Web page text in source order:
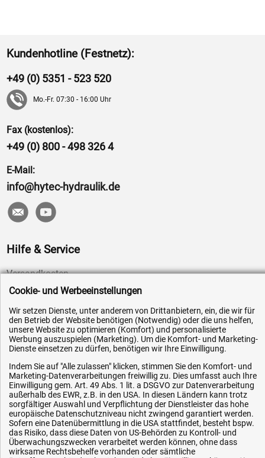
Kundenhotline (Festnetz):
+49 (0) 5351 - 523 520
Mo.-Fr. 07:30 - 16:00 Uhr
Fax (kostenlos):
+49 (0) 800 - 498 326 4
E-Mail:
info@hytec-hydraulik.de
Hilfe & Service
Versandkosten
Zahlungsarten
Service
AGB / Widerrufsrecht
Datenschutz
Karriere
OEM-Ersatzteile
Technik-Hilfe
Downloads
Kontakt
Cookie- und Werbeeinstellungen
Wir setzen Dienste, unter anderem von Drittanbietern, ein, die wir für
den Betrieb der Website benötigen (Notwendig) oder die uns helfen,
unsere Website zu optimieren (Komfort) und personalisierte
Werbung auszuspielen (Marketing). Um die Komfort- und Marketing-
Dienste einsetzen zu dürfen, benötigen wir Ihre Einwilligung.
Indem Sie auf "Alle zulassen" klicken, stimmen Sie den Komfort- und
Marketing-Datenverarbeitungen freiwillig zu. Dies umfasst auch Ihre
Einwilligung gem. Art. 49 Abs. 1 lit. a DSGVO zur Datenverarbeitung
außerhalb des EWR, z.B. in den USA. In diesen Ländern kann trotz
sorgfältiger Auswahl und Verpflichtung der Dienstleister das hohe
europäische Datenschutzniveau nicht zwingend garantiert werden.
Sofern eine Datenübermittlung in die USA stattfindet, besteht bspw.
das Risiko, dass diese Daten von US-Behörden zu Kontroll- und
Überwachungszwecken verarbeitet werden können, ohne dass
wirksame Rechtsbehelfe vorhanden oder sämtliche